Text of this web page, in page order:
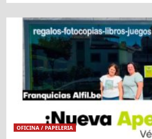
OFICINA / PAPELERIA